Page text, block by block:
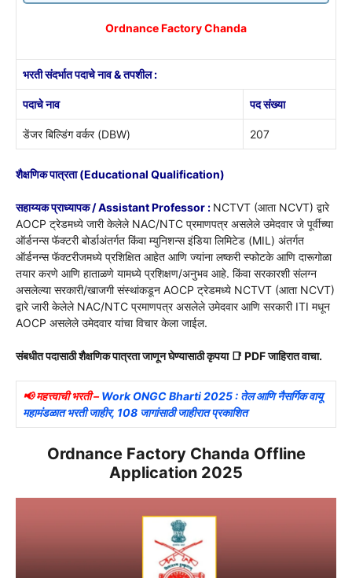
Ordnance Factory Chanda
भरती संदर्भात पदाचे नाव & तपशील :
पदाचे नाव पद संख्या
डेंजर बिल्डिंग वर्कर (DBW) 207
शैक्षणिक पात्रता (Educational Qualification)
सहाय्यक प्राध्यापक / Assistant Professor : NCTVT (आता NCVT) द्वारे
AOCP ट्रेडमध्ये जारी केलेले NAC/NTC प्रमाणपत्र असलेले उमेदवार जे पूर्वीच्या
ऑर्डनन्स फॅक्टरी बोर्डाअंतर्गत किंवा म्युनिशन्स इंडिया लिमिटेड (MIL) अंतर्गत
ऑर्डनन्स फॅक्टरीजमध्ये प्रशिक्षित आहेत आणि ज्यांना लष्करी स्फोटके आणि दारूगोळा
तयार करणे आणि हाताळणे यामध्ये प्रशिक्षण/अनुभव आहे. किंवा सरकारशी संलग्न
असलेल्या सरकारी/खाजगी संस्थांकडून AOCP ट्रेडमध्ये NCTVT (आता NCVT)
द्वारे जारी केलेले NAC/NTC प्रमाणपत्र असलेले उमेदवार आणि सरकारी ITI मधून
AOCP असलेले उमेदवार यांचा विचार केला जाईल.
संबधीत पदासाठी शैक्षणिक पात्रता जाणून घेण्यासाठी कृपया 📑 PDF जाहिरात वाचा.
📢 महत्त्वाची भरती –Work ONGC Bharti 2025 : तेल आणि नैसर्गिक वायू
महामंडळात भरती जाहीर, 108 जागांसाठी जाहीरात प्रकाशित
Ordnance Factory Chanda Offline
Application 2025